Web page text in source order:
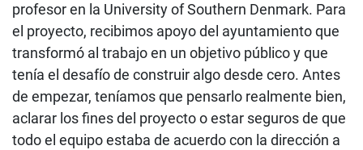
profesor en la University of Southern Denmark. Para
el proyecto, recibimos apoyo del ayuntamiento que
transformó al trabajo en un objetivo público y que
tenía el desafío de construir algo desde cero. Antes
de empezar, teníamos que pensarlo realmente bien,
aclarar los fines del proyecto o estar seguros de que
todo el equipo estaba de acuerdo con la dirección a